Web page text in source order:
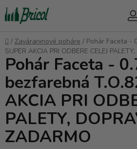
Prejsť
na
obsah
Domov
/ Zaváraninové poháre / Pohár Faceta -
SUPER AKCIA PRI ODBERE CELEJ
Pohár Faceta -
bezfarebná
AKCIA PRI
PALETY,
ZADARMO